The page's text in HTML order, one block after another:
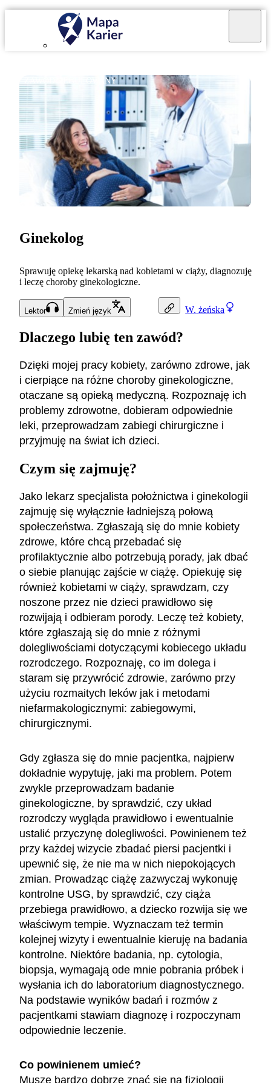
ZAWÓD REGULOWANY
W. żeńska
Ginekolog
Sprawuję opiekę lekarską nad kobietami w ciąży, diagnozuję
i leczę choroby ginekologiczne.
Lektor Zmień język
Dlaczego lubię ten zawód?
Dzięki mojej pracy kobiety, zarówno zdrowe, jak
i cierpiące na różne choroby ginekologiczne,
otaczane są opieką medyczną. Rozpoznaję ich
problemy zdrowotne, dobieram odpowiednie
leki, przeprowadzam zabiegi chirurgiczne i
przyjmuję na świat ich dzieci.
Czym się zajmuję?
Jako lekarz specjalista położnictwa i ginekologii
zajmuję się wyłącznie ładniejszą połową
społeczeństwa. Zgłaszają się do mnie kobiety
zdrowe, które chcą przebadać się
profilaktycznie albo potrzebują porady, jak dbać
o siebie planując zajście w ciążę. Opiekuję się
również kobietami w ciąży, sprawdzam, czy
noszone przez nie dzieci prawidłowo się
rozwijają i odbieram porody. Leczę też kobiety,
które zgłaszają się do mnie z różnymi
dolegliwościami dotyczącymi kobiecego układu
rozrodczego. Rozpoznaję, co im dolega i
staram się przywrócić zdrowie, zarówno przy
użyciu rozmaitych leków jak i metodami
niefarmakologicznymi: zabiegowymi,
chirurgicznymi.
Gdy zgłasza się do mnie pacjentka, najpierw
dokładnie wypytuję, jaki ma problem. Potem
zwykle przeprowadzam badanie
ginekologiczne, by sprawdzić, czy układ
rozrodczy wygląda prawidłowo i ewentualnie
ustalić przyczynę dolegliwości. Powinienem też
przy każdej wizycie zbadać piersi pacjentki i
upewnić się, że nie ma w nich niepokojących
zmian. Prowadząc ciążę zazwyczaj wykonuję
kontrolne USG, by sprawdzić, czy ciąża
przebiega prawidłowo, a dziecko rozwija się we
właściwym tempie. Wyznaczam też termin
kolejnej wizyty i ewentualnie kieruję na badania
kontrolne. Niektóre badania, np. cytologia,
biopsja, wymagają ode mnie pobrania próbek i
wysłania ich do laboratorium diagnostycznego.
Na podstawie wyników badań i rozmów z
pacjentkami stawiam diagnozę i rozpoczynam
odpowiednie leczenie.
Co powinienem umieć?
Muszę bardzo dobrze znać się na fizjologii